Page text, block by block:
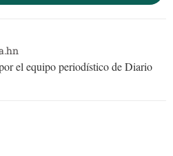
el equipo periodístico de Diario